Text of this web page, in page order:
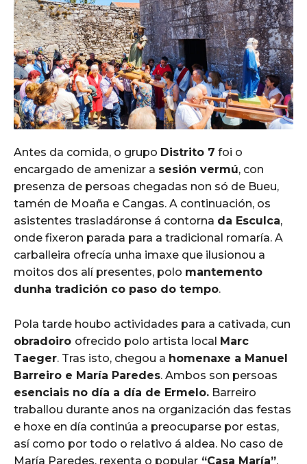
Antes da comida, o grupo Distrito 7 foi o
encargado de amenizar a sesión vermú, con
presenza de persoas chegadas non só de Bueu,
tamén de Moaña e Cangas. A continuación, os
asistentes trasladáronse á contorna da Esculca,
onde fixeron parada para a tradicional romaría. A
carballeira ofrecía unha imaxe que ilusionou a
moitos dos alí presentes, polo mantemento
dunha tradición co paso do tempo.
Pola tarde houbo actividades para a cativada, cun
obradoiro ofrecido polo artista local Marc
Taeger. Tras isto, chegou a homenaxe a Manuel
Barreiro e María Paredes. Ambos son persoas
esenciais no día a día de Ermelo. Barreiro
traballou durante anos na organización das festas
e hoxe en día continúa a preocuparse por estas,
así como por todo o relativo á aldea. No caso de
María Paredes, rexenta o popular “Casa María”,